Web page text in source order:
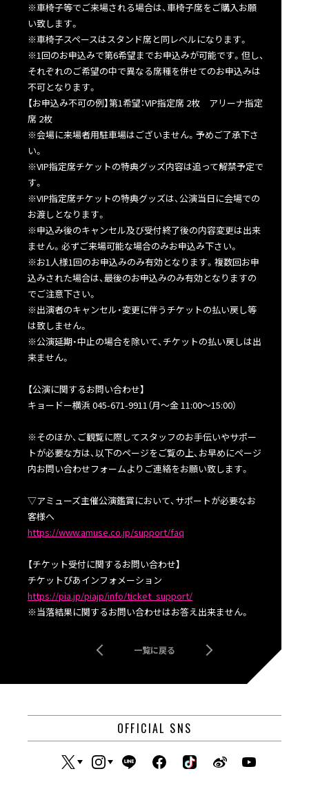
※車椅子等でご来場される場合は、車椅子席をご購入お願
い致します。
※車椅子スペースはスタンド席と同レベルになります。
※1回のお申込みで第6希望までお申込みが可能です。但し、
それぞれのご希望の中で異なる席種を併せてのお申込みは
不可となります。
【お申込み不可の例】第1希望：VIP指定席 2枚 アリーナ指定
席 2枚
※会場に来場者用駐車場はございません。予めご了承下さ
い。
※VIP指定席チケットの特典グッズ内容は追って解禁予定で
す。
※VIP指定席チケットの特典グッズは、公演当日に会場での
お渡しとなります。
※申込み後のキャンセル及び受付終了後の内容変更は出来
ません。必ずご来場可能な場合のみお申込み下さい。
※お1人様1回のお申込みのみ有効となります。複数回お申
込みされた場合は、最後のお申込みのみ有効となりますの
でご注意下さい。
※出演者のキャンセル・変更に伴うチケットの払い戻し等
は致しません。
※公演延期・中止の場合を除いて、チケットの払い戻しは出
来ません。
【公演に関するお問い合わせ】
キョードー横浜 045-671-9911（月～金 11:00～15:00）
※そのほか、ご観覧に際してスタッフのお手伝いやサポー
トが必要な方は、以下のページをご覧の上、お早めにページ
内お問い合わせフォームよりご連絡をお願い致します。
▽アミューズ主催公演鑑賞において、サポートが必要なお
客様へ
https://www.amuse.co.jp/support/faq
【チケット受付に関するお問い合わせ】
チケットぴあインフォメーション
https://pia.jp/piajp/info/ticket_support/
※当落結果に関するお問い合わせはお答え出来ません。
一覧に戻る
OFFICIAL SNS